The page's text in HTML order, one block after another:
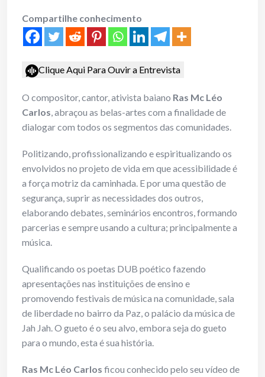
Compartilhe conhecimento
Clique Aqui Para Ouvir a Entrevista
O compositor, cantor, ativista baiano Ras Mc Léo
Carlos, abraçou as belas-artes com a finalidade de
dialogar com todos os segmentos das comunidades.
Politizando, profissionalizando e espiritualizando os
envolvidos no projeto de vida em que acessibilidade é
a força motriz da caminhada. E por uma questão de
segurança, suprir as necessidades dos outros,
elaborando debates, seminários encontros, formando
parcerias e sempre usando a cultura; principalmente a
música.
Qualificando os poetas DUB poético fazendo
apresentações nas instituições de ensino e
promovendo festivais de música na comunidade, sala
de liberdade no bairro da Paz, o palácio da música de
Jah Jah. O gueto é o seu alvo, embora seja do gueto
para o mundo, esta é sua história.
Ras Mc Léo Carlos ficou conhecido pelo seu vídeo de